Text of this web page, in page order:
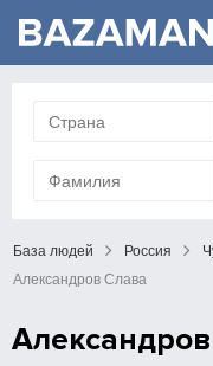
База людей Россия
Александров Слава